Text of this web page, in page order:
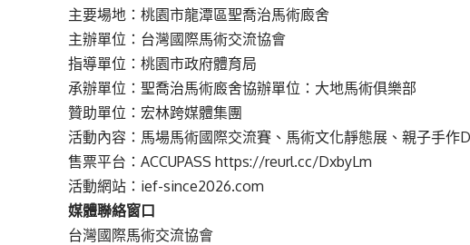
主要場地：桃園市龍潭區聖喬治馬術廄舍
主辦單位：台灣國際馬術交流協會
指導單位：桃園市政府體育局
承辦單位：聖喬治馬術廄舍協辦單位：大地馬術俱樂部
贊助單位： 宏林跨媒體集團
活動內容：馬場馬術國際交流賽、馬術文化靜態展、親子手作
售票平台：ACCUPASShttps://reurl.cc/DxbyLm
活動網站： ief-since2026.com
媒體聯絡窗口
台灣國際馬術交流協會